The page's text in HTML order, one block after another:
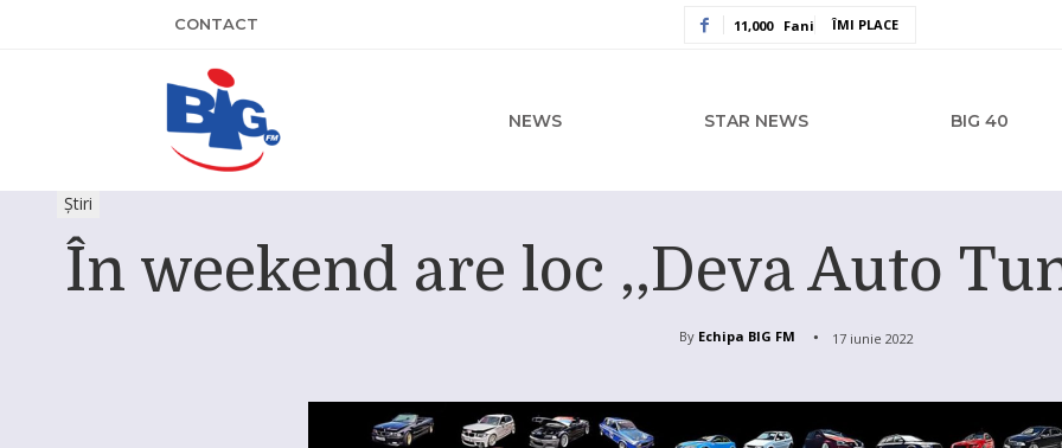
CONTACT 11,000 Fani ÎMI PLACE
NEWS STAR NEWS BIG 40
Știri
În weekend are loc ,,Deva Auto
By Echipa BIG FM 17 iunie 2022